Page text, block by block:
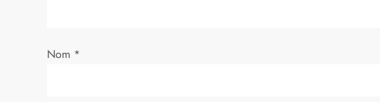
Nom *